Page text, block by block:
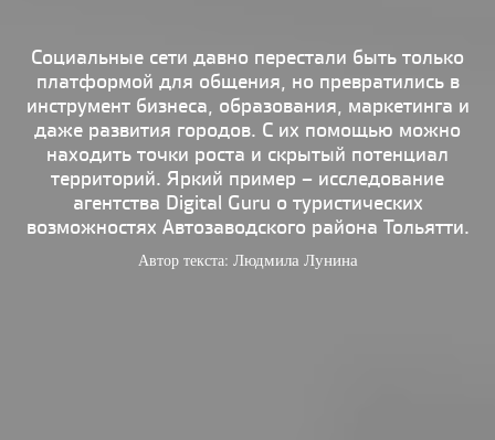
Социальные сети давно перестали быть только
платформой для общения, но превратились в
инструмент бизнеса, образования, маркетинга и
даже развития городов. С их помощью можно
находить точки роста и скрытый потенциал
территорий. Яркий пример – исследование
агентства Digital Guru о туристических
возможностях Автозаводского района Тольятти.
Автор текста: Людмила Лунина